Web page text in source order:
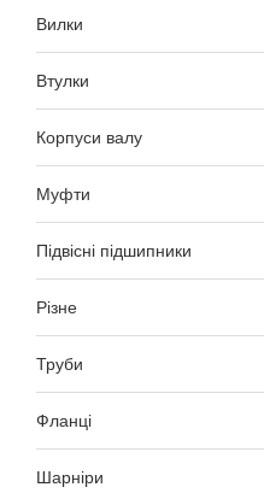
Вилки
Втулки
Корпуси валу
Муфти
Підвісні підшипники
Різне
Труби
Фланці
Шарніри